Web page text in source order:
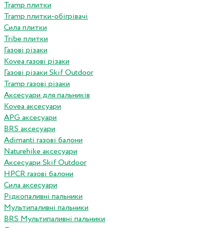
Tramp плитки
Tramp плитки-обігрівачі
Сила плитки
Tribe плитки
Газові різаки
Kovea газові різаки
Газові різаки Skif Outdoor
Tramp газові різаки
Аксесуари для пальників
Kovea аксесуари
APG аксесуари
BRS аксесуари
Adimanti газові балони
Naturehike аксесуари
Аксесуари Skif Outdoor
HPCR газові балони
Сила аксесуари
Рідкопаливні пальники
Мультипаливні пальники
BRS Мультипаливні пальники